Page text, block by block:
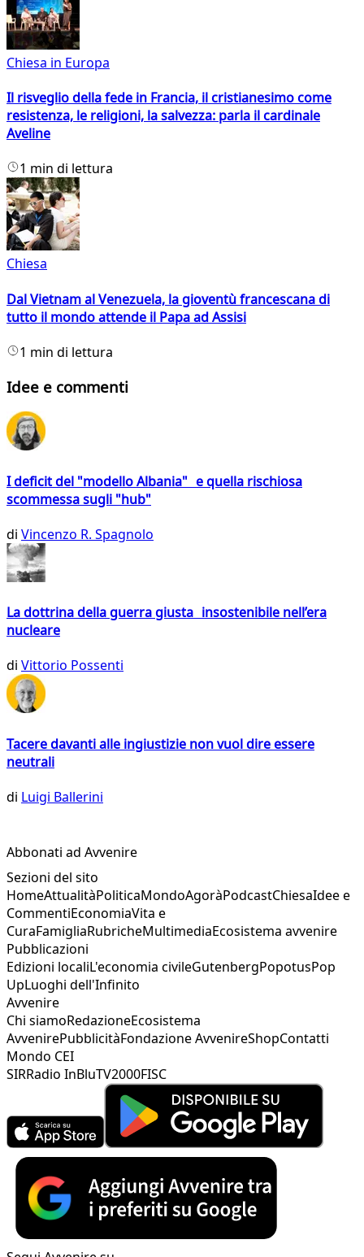
Chiesa in Europa
Il risveglio della fede in Francia, il cristianesimo come
resistenza, le religioni, la salvezza: parla il cardinale
Aveline
1 min di lettura
Chiesa
Dal Vietnam al Venezuela, la gioventù francescana di
tutto il mondo attende il Papa ad Assisi
1 min di lettura
Idee e commenti
I deficit del "modello Albania" e quella rischiosa
scommessa sugli "hub"
di Vincenzo R. Spagnolo
La dottrina della guerra giusta insostenibile nell’era
nucleare
di Vittorio Possenti
Tacere davanti alle ingiustizie non vuol dire essere
neutrali
di Luigi Ballerini
Abbonati ad Avvenire
Sezioni del sito
HomeAttualitàPoliticaMondoAgoràPodcastChiesaIdee e
CommentiEconomiaVita e
CuraFamigliaRubricheMultimediaEcosistema avvenire
Pubblicazioni
Edizioni localiL'economia civileGutenbergPopotusPop
UpLuoghi dell'Infinito
Avvenire
Chi siamoRedazioneEcosistema
AvvenirePubblicitàFondazione AvvenireShopContatti
Mondo CEI
SIRRadio InBluTV2000FISC